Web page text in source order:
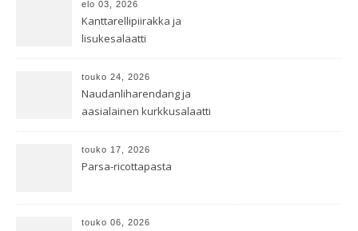
elo 03, 2026
Kanttarellipiirakka ja
lisukesalaatti
touko 24, 2026
Naudanliharendang ja
aasialainen kurkkusalaatti
touko 17, 2026
Parsa-ricottapasta
touko 06, 2026